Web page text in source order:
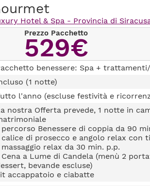
Hotel & Spa - Provincia di
Prezzo Pacchetto
529€
benessere: Spa +
(1 notte)
l'anno (escluse festività e
nostra Offerta prevede, 1 notte in
percorso Benessere di coppia da 90
calice di prosecco e angolo relax con
massaggio relax da 30 min. p.p.
Cena a Lume di Candela (menù 2
bevande escluse)
accappatoio e ciabatte